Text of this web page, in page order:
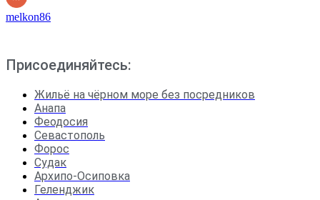
melkon86
Присоединяйтесь:
Жильё на чёрном море без посредников
Анапа
Феодосия
Севастополь
Форос
Судак
Архипо-Осиповка
Геленджик